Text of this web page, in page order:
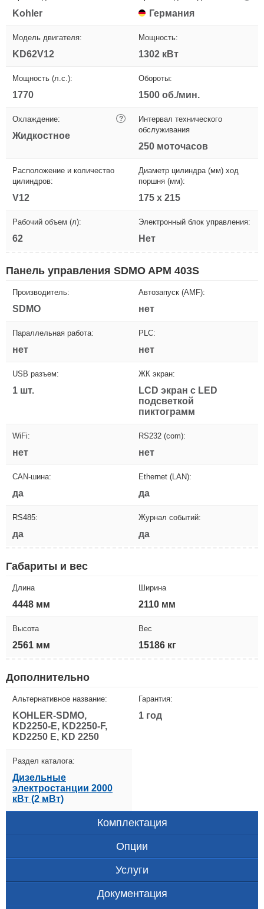
Kohler Германия
Модель двигателя:
KD62V12
Мощность:
1302 кВт
Мощность (л.с.):
1770
Обороты:
1500 об./мин.
Охлаждение: ?
Жидкостное
Интервал технического
обслуживания
250 моточасов
Расположение и количество
цилиндров:
V12
Диаметр цилиндра (мм) ход
поршня (мм):
175 х 215
Рабочий объем (л):
62
Электронный блок управления:
Нет
Панель управления SDMO APM 403S
Производитель:
SDMO
Автозапуск (AMF):
нет
Параллельная работа:
нет
PLC:
нет
USB разъем:
1 шт.
ЖК экран:
LCD экран с LED
подсветкой
пиктограмм
WiFi:
нет
RS232 (com):
нет
CAN-шина:
да
Ethernet (LAN):
да
RS485:
да
Журнал событий:
да
Габариты и вес
Длина
4448 мм
Ширина
2110 мм
Высота
2561 мм
Вес
15186 кг
Дополнительно
Альтернативное название:
KOHLER-SDMO,
KD2250-E, KD2250-F,
KD2250 E, KD 2250
Гарантия:
1 год
Раздел каталога:
Дизельные
электростанции 2000
кВт (2 мВт)
Комплектация
Опции
Услуги
Документация